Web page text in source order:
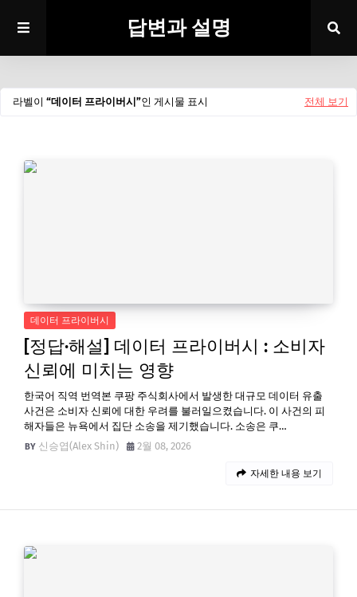
답변과 설명
라벨이 데이터 프라이버시 인 게시물 표시 전체 보기
데이터 프라이버시
[정답·해설] 데이터 프라이버시 : 소비자
신뢰에 미치는 영향
한국어 직역 번역본 쿠팡 주식회사에서 발생한 대규모 데이터 유출
사건은 소비자 신뢰에 대한 우려를 불러일으켰습니다. 이 사건의 피
해자들은 뉴욕에서 집단 소송을 제기했습니다. 소송은 쿠…
신승엽(Alex Shin)
2월 08, 2026
자세한 내용 보기